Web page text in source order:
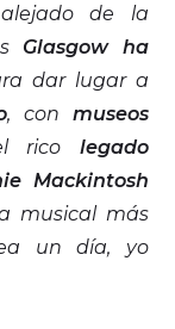
de la
Glasgow ha
dar lugar a
, con museos
rico legado
Mackintosh
musical más
un día, yo